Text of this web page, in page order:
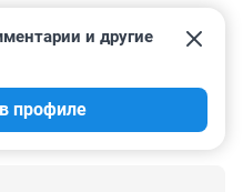
и другие
профиле